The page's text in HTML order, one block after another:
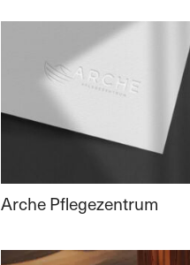
Arche Pflegezentrum